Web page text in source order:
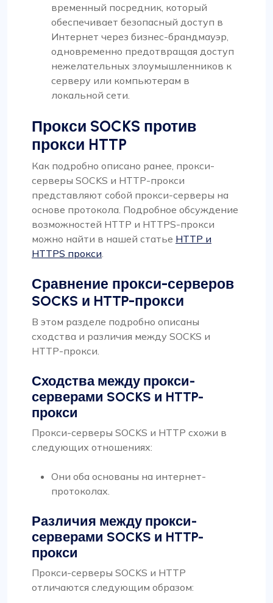
временный посредник, который
обеспечивает безопасный доступ в
Интернет через бизнес-брандмауэр,
одновременно предотвращая доступ
нежелательных злоумышленников к
серверу или компьютерам в
локальной сети.
Прокси SOCKS против
прокси HTTP
Как подробно описано ранее, прокси-
серверы SOCKS и HTTP-прокси
представляют собой прокси-серверы на
основе протокола. Подробное обсуждение
возможностей HTTP и HTTPS-прокси
можно найти в нашей статье HTTP и
HTTPS прокси.
Сравнение прокси-серверов
SOCKS и HTTP-прокси
В этом разделе подробно описаны
сходства и различия между SOCKS и
HTTP-прокси.
Сходства между прокси-
серверами SOCKS и HTTP-
прокси
Прокси-серверы SOCKS и HTTP схожи в
следующих отношениях:
Они оба основаны на интернет-
протоколах.
Различия между прокси-
серверами SOCKS и HTTP-
прокси
Прокси-серверы SOCKS и HTTP
отличаются следующим образом: